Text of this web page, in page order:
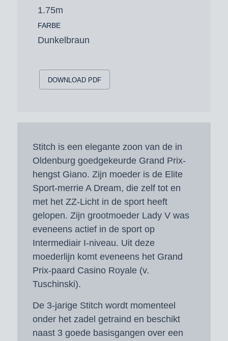
1.75m
FARBE
Dunkelbraun
DOWNLOAD PDF
Stitch is een elegante zoon van de in
Oldenburg goedgekeurde Grand Prix-
hengst Giano. Zijn moeder is de Elite
Sport-merrie A Dream, die zelf tot en
met het ZZ-Licht in de sport heeft
gelopen. Zijn grootmoeder Lady V was
eveneens actief in de sport op
Intermediair I-niveau. Uit deze
moederlijn komt eveneens het Grand
Prix-paard Casino Royale (v.
Tuschinski).
De 3-jarige Stitch wordt momenteel
onder het zadel getraind en beschikt
naast 3 goede basisgangen over een